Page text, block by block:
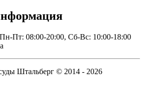
Пн-Пт: 08:00-20:00, Сб-Вс: 10:00-18:00
Штальберг © 2014 - 2026